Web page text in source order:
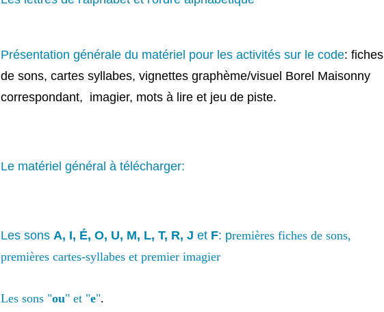
Présentation générale du matériel pour les activités sur le code: fiches
de sons, cartes syllabes, vignettes graphème/visuel Borel Maisonny
correspondant, imagier, mots à lire et jeu de piste.
Le matériel général à télécharger:
Les sons A, I, É, O, U, M, L, T, R, J et F: premières fiches de sons,
premières cartes-syllabes et premier imagier
Les sons "ou" et "e".